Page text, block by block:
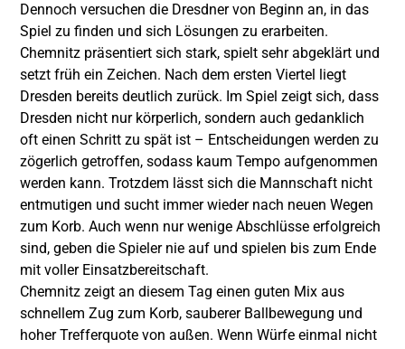
Dennoch versuchen die Dresdner von Beginn an, in das
Spiel zu finden und sich Lösungen zu erarbeiten.
Chemnitz präsentiert sich stark, spielt sehr abgeklärt und
setzt früh ein Zeichen. Nach dem ersten Viertel liegt
Dresden bereits deutlich zurück. Im Spiel zeigt sich, dass
Dresden nicht nur körperlich, sondern auch gedanklich
oft einen Schritt zu spät ist – Entscheidungen werden zu
zögerlich getroffen, sodass kaum Tempo aufgenommen
werden kann. Trotzdem lässt sich die Mannschaft nicht
entmutigen und sucht immer wieder nach neuen Wegen
zum Korb. Auch wenn nur wenige Abschlüsse erfolgreich
sind, geben die Spieler nie auf und spielen bis zum Ende
mit voller Einsatzbereitschaft.
Chemnitz zeigt an diesem Tag einen guten Mix aus
schnellem Zug zum Korb, sauberer Ballbewegung und
hoher Trefferquote von außen. Wenn Würfe einmal nicht